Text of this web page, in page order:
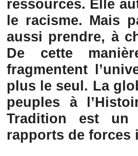
ressources. Elle
le racisme. Mais
aussi prendre, à
De cette
fragmentent
plus le seul. La
peuples à
Tradition est un
rapports de forces